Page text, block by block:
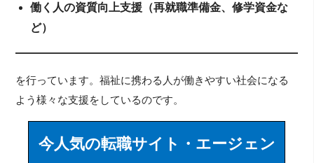
働く人の資質向上支援（再就職準備金、修学資金な
ど）
を行っています。福祉に携わる人が働きやすい社会になる
よう様々な支援をしているのです。
今人気の転職サイト・エージェン